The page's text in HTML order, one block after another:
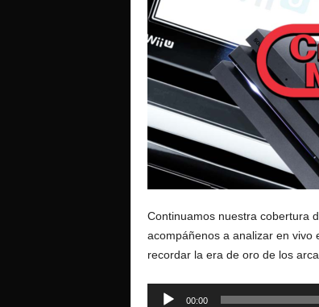
Continuamos nuestra cobertura
acompáñenos a analizar en vivo
recordar la era de oro de los
Reproductor
00:00